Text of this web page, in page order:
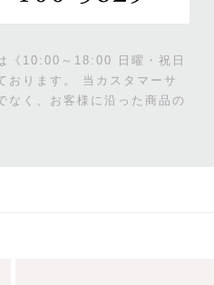
《10:00～18:00 日曜・祝日
おります。
当カスタマーサ
なく、お客様に沿った商品の